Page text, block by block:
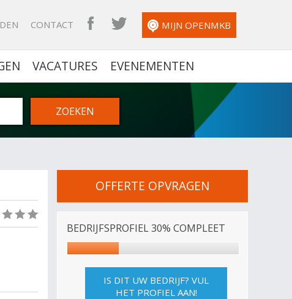
CONTACT OPENMKB FACEBOOK
OPENMKB TWITTER
MIJN OPENMKB
VACATURES EVENEMENTEN
OFFERTE OPVRAGEN
BEDRIJFSPROFIEL 30% COMPLEET
IS DIT UW BEDRIJF? VUL
HET PROFIEL AAN!